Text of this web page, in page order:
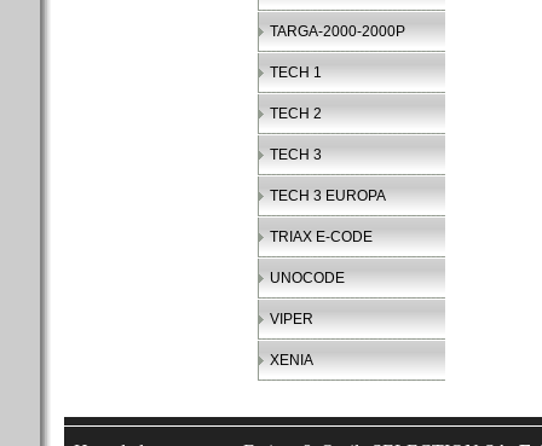
TARGA-2000-2000P
TECH 1
TECH 2
TECH 3
TECH 3 EUROPA
TRIAX E-CODE
UNOCODE
VIPER
XENIA